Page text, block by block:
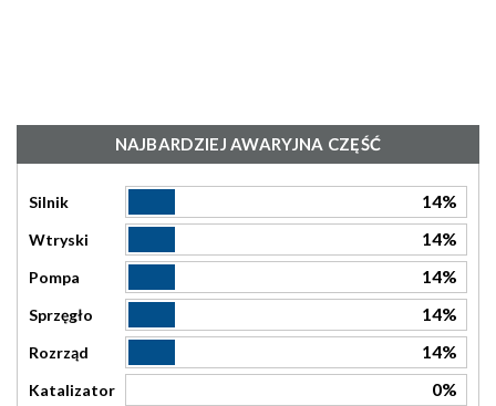
NAJBARDZIEJ AWARYJNA CZĘŚĆ
Silnik 14%
Wtryski 14%
Pompa 14%
Sprzęgło 14%
Rozrząd 14%
Katalizator 0%